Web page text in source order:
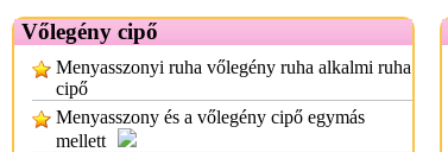
Vőlegény cipő
Menyasszonyi ruha vőlegény ruha alkalmi ruha
cipő
Menyasszony és a vőlegény cipő egymás
mellett